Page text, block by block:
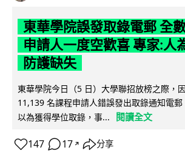
東華學院誤發取錄電郵 全
申請人一度空歡喜 專家:人
防護缺失
東華學院今日（5 日）大學聯招放榜之際，
11,139 名課程申請人錯誤發出取錄通知電
以為獲得學位取錄，事...
閱讀全文
147 17 ↗ 分享